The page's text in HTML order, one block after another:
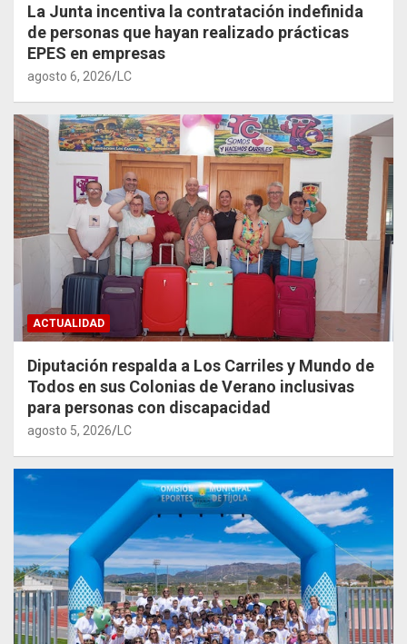
La Junta incentiva la contratación indefinida
de personas que hayan realizado prácticas
EPES en empresas
agosto 6, 2026 LC
ACTUALIDAD
Diputación respalda a Los Carriles y Mundo de
Todos en sus Colonias de Verano inclusivas
para personas con discapacidad
agosto 5, 2026 LC